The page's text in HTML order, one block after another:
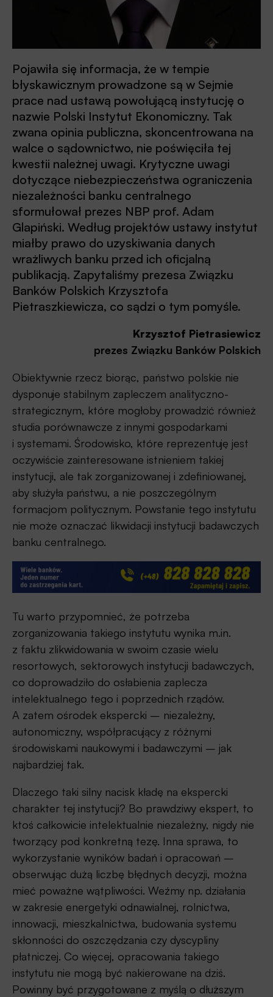
Pojawiła się informacja, że w tempie
błyskawicznym prowadzone są w Sejmie
prace nad ustawą powołującą instytucję o
nazwie Polski Instytut Ekonomiczny. Tak
zwana opinia publiczna, skoncentrowana na
walce o sądownictwo, nie poświęciła tej
kwestii należnej uwagi. Krytyczne uwagi
dotyczące niebezpieczeństwa ograniczenia
niezależności banku centralnego
sformułował prezes NBP prof. Adam
Glapiński. Według projektów ustawy instytut
miałby prawo do uzyskiwania danych
wrażliwych banku przed ich oficjalną
publikacją. Zapytaliśmy prezesa Związku
Banków Polskich Krzysztofa
Pietraszkiewicza, co sądzi o tym pomyśle.
Krzysztof Pietrasiewicz
prezes Związku Banków Polskich
Obiektywnie rzecz biorąc, państwo polskie nie
dysponuje stabilnym zapleczem analityczno-
strategicznym, które mogłoby prowadzić również
studia porównawcze z innymi gospodarkami
i systemami. Środowisko, które reprezentuję jest
oczywiście zainteresowane istnieniem takiej
instytucji, ale tak zorganizowanej i zdefiniowanej,
aby służyła państwu, a nie poszczególnym
formacjom politycznym. Powstanie tego instytutu
nie może oznaczać likwidacji instytucji badawczych
banku centralnego.
Tu warto przypomnieć, że potrzeba
zorganizowania takiego instytutu wynika m.in.
z faktu zlikwidowania w swoim czasie wielu
resortowych, sektorowych instytucji badawczych,
co doprowadziło do osłabienia zaplecza
intelektualnego tego i poprzednich rządów.
A zatem ośrodek ekspercki – niezależny,
autonomiczny, współpracujący z różnymi
środowiskami naukowymi i badawczymi – jak
najbardziej tak.
Dlaczego taki silny nacisk kładę na ekspercki
charakter tej instytucji? Bo prawdziwy ekspert, to
ktoś całkowicie intelektualnie niezależny, nigdy nie
tworzący pod konkretną tezę. Inna sprawa, to
wykorzystanie wyników badań i opracowań –
obserwując dużą liczbę błędnych decyzji, można
mieć poważne wątpliwości. Weźmy np. działania
w zakresie energetyki odnawialnej, rolnictwa,
innowacji, mieszkalnictwa, budowania systemu
skłonności do oszczędzania czy dyscypliny
płatniczej. Co więcej, opracowania takiego
instytutu nie mogą być nakierowane na dziś.
Powinny być przygotowane z myślą o dłuższym